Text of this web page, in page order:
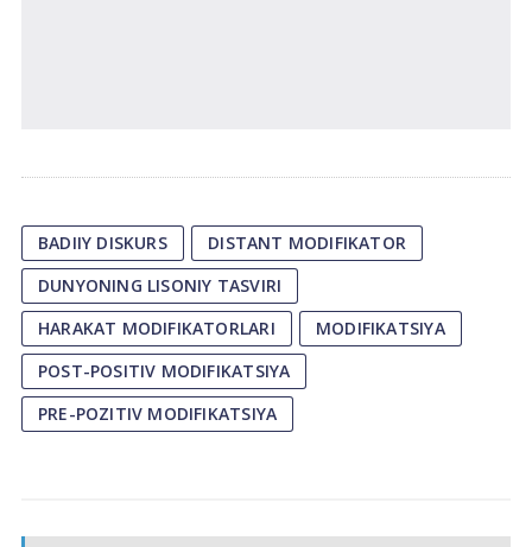
BADIIY DISKURS
DISTANT MODIFIKATOR
DUNYONING LISONIY TASVIRI
HARAKAT MODIFIKATORLARI
MODIFIKATSIYA
POST-POSITIV MODIFIKATSIYA
PRE-POZITIV MODIFIKATSIYA